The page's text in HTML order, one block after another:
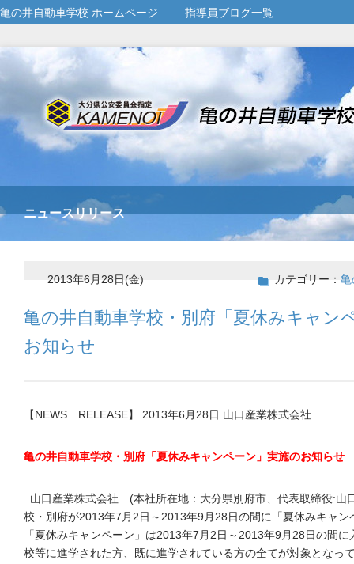
亀の井自動車学校 ホームページ 指導員ブログ一覧
ニュースリリース
2013年6月28日(金) カテゴリー： 亀
亀の井自動車学校・別府「夏休みキャン
お知らせ
【NEWS RELEASE】 2013年6月28日 山口産業株式会社
亀の井自動車学校・別府「夏休みキャンペーン」実施のお知らせ
山口産業株式会社 (本社所在地：大分県別府市、代表取締役:
校・別府が2013年7月2日～2013年9月28日の間に「夏休みキャン
「夏休みキャンペーン」は2013年7月2日～2013年9月28日の間
校等に進学された方、既に進学されている方の全てが対象とな